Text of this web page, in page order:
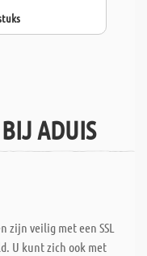
ADUIS
zijn veilig met een SSL
U kunt zich ook met